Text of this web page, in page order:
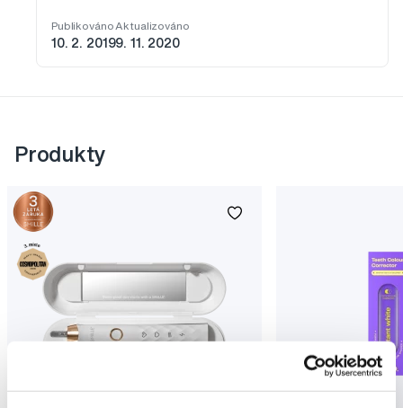
Publikováno
10. 2. 2019
Aktualizováno
9. 11. 2020
Produkty
Novinka